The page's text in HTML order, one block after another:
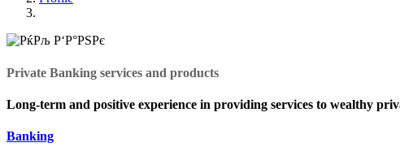
Private Banking services and products
Long-term and positive experience in providing services to wealthy
Banking